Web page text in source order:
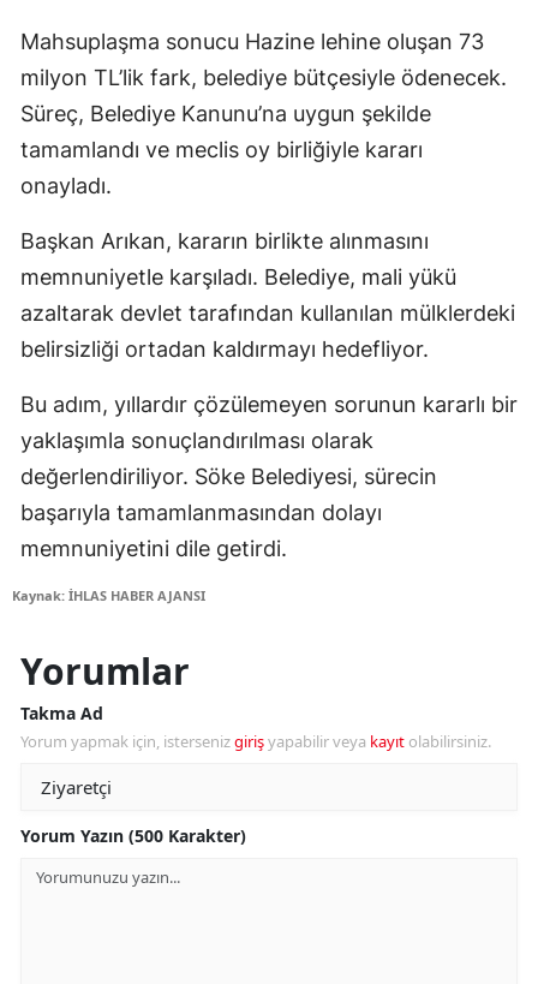
Mahsuplaşma sonucu Hazine lehine oluşan 73
milyon TL’lik fark, belediye bütçesiyle ödenecek.
Süreç, Belediye Kanunu’na uygun şekilde
tamamlandı ve meclis oy birliğiyle kararı
onayladı.
Başkan Arıkan, kararın birlikte alınmasını
memnuniyetle karşıladı. Belediye, mali yükü
azaltarak devlet tarafından kullanılan mülklerdeki
belirsizliği ortadan kaldırmayı hedefliyor.
Bu adım, yıllardır çözülemeyen sorunun kararlı bir
yaklaşımla sonuçlandırılması olarak
değerlendiriliyor. Söke Belediyesi, sürecin
başarıyla tamamlanmasından dolayı
memnuniyetini dile getirdi.
Kaynak: İHLAS HABER AJANSI
Yorumlar
Takma Ad
Yorum yapmak için, istersenizgirişyapabilir veya kayıt olabilirsiniz.
Yorum Yazın (500 Karakter)